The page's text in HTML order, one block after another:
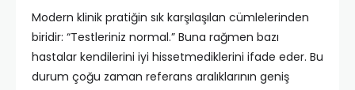
Modern klinik pratiğin sık karşılaşılan cümlelerinden
biridir: “Testleriniz normal.” Buna rağmen bazı
hastalar kendilerini iyi hissetmediklerini ifade eder. Bu
durum çoğu zaman referans aralıklarının geniş